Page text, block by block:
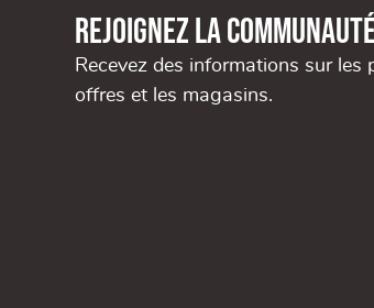
Rejoignez la
Recevez des informations sur les
offres et les magasins.